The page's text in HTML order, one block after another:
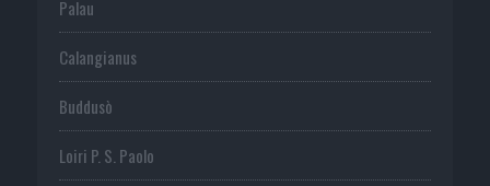
Palau
Calangianus
Buddusò
Loiri P. S. Paolo